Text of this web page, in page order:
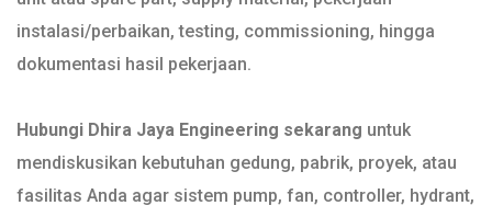
instalasi/perbaikan, testing, commissioning, hingga
dokumentasi hasil pekerjaan.
Hubungi Dhira Jaya Engineering sekarang untuk
mendiskusikan kebutuhan gedung, pabrik, proyek, atau
fasilitas Anda agar sistem pump, fan, controller, hydrant,